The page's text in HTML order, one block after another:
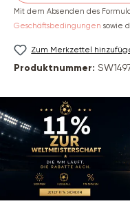
Mit dem Absenden des
Geschäftsbedingungen sowie
Zum Merkzettel
Produktnummer: